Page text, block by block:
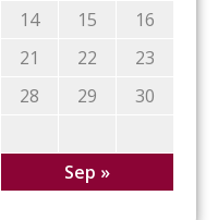
14 15
16
21 22
23
28 29
30
Sep »